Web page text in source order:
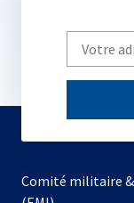
Write
your
email
Comité militaire